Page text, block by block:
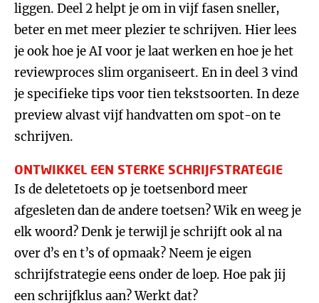
liggen. Deel 2 helpt je om in vijf fasen sneller,
beter en met meer plezier te schrijven. Hier lees
je ook hoe je AI voor je laat werken en hoe je het
reviewproces slim organiseert. En in deel 3 vind
je specifieke tips voor tien tekstsoorten. In deze
preview alvast vijf handvatten om spot-on te
schrijven.
ONTWIKKEL EEN STERKE SCHRIJFSTRATEGIE
Is de deletetoets op je toetsenbord meer
afgesleten dan de andere toetsen? Wik en weeg je
elk woord? Denk je terwijl je schrijft ook al na
over d’s en t’s of opmaak? Neem je eigen
schrijfstrategie eens onder de loep. Hoe pak jij
een schrijfklus aan? Werkt dat?